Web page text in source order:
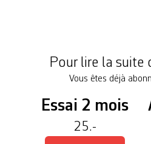
Pour lire la suite
Vous êtes déjà
Essai 2 mois
25.-